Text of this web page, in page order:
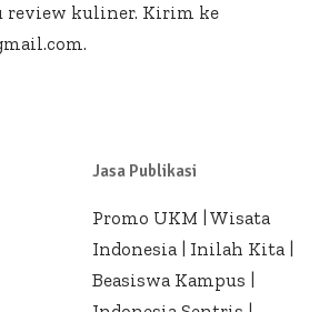
review kuliner. Kirim ke
Jasa Publikasi
Promo UKM Wisata
Indonesia
Inilah Kita
Beasiswa Kampus